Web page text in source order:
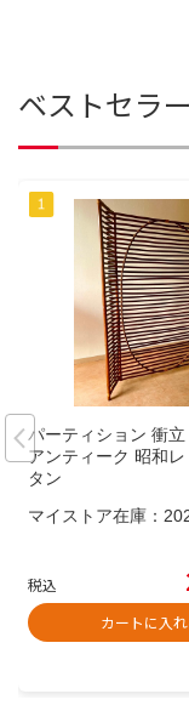
ベストセラ
パーティション 衝
アンティーク 昭和レ
タン
マイストア在庫：
税込
カートに入